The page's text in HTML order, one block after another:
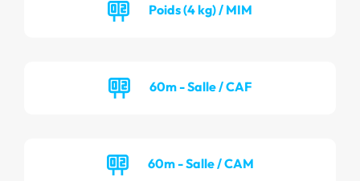
Poids (4 kg) / MIM
60m - Salle / CAF
60m - Salle / CAM